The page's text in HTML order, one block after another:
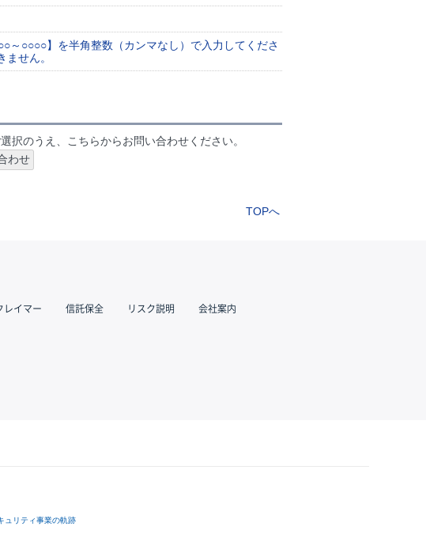
～○○○○】を半角整数（カンマなし）で入力してくださ
せん。
択のうえ、こちらからお問い合わせください。
TOPへ
レイマー 信託保全 リスク説明 会社案内
ュリティ事業の軌跡